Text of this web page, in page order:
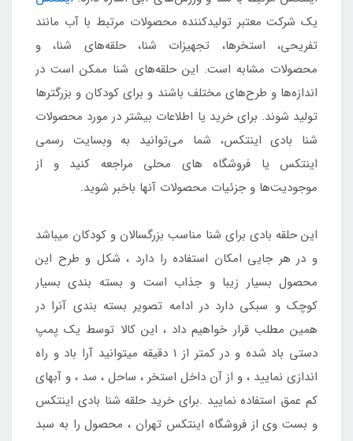
یک شرکت معتبر تولیدکننده محصولات مرتبط با آب مانند
تفریحی، استخرها، تجهیزات شنا، حلقه‌های شنا، و
محصولات مشابه است. این حلقه‌های شنا ممکن است در
اندازه‌ها و طرح‌های مختلف باشند و برای کودکان و بزرگترها
تولید شوند. برای خرید یا اطلاعات بیشتر در مورد محصولات
شنا بادی اینتکس، شما می‌توانید به وبسایت رسمی
اینتکس یا فروشگاه‌ های محلی مراجعه کنید و از
موجودیت‌ها و جزئیات محصولات آنها باخبر شوید.
این حلقه بادی برای شنا مناسب بزرگسالان و کودکان میباشد
و در هر جایی امکان استفاده را دارد ، شکل و طرح این
محصول بسیار زیبا و جذاب است و بسته بندی بسیار
کوچک و سبکی دارد در ادامه تصویر بسته بندی آنرا در
همین مطلب قرار خواهیم داد ، این کالا توسط یک پمپ
دستی باد شده و در کمتر از ۱ دقیقه میتوانید آرا باد و راه
اندازی نمایید ، و از آن داخل استخر ، ساحل ، سد ، و آبهای
کم عمق استفاده نمایید .برای خرید حلقه شنا بادی اینتکس
و بست وی از فروشگاه اینتکس تهران ، محصول را به سبد